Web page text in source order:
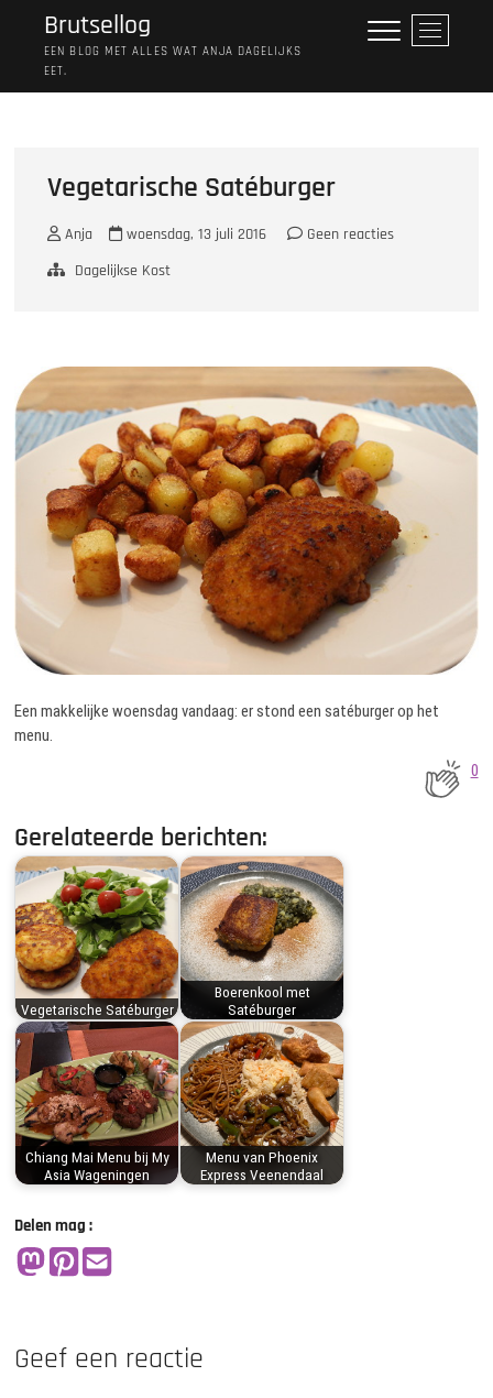
Brutsellog
EEN BLOG MET ALLES WAT ANJA DAGELIJKS
EET.
M
e
Vegetarische Satéburger
Anja woensdag, 13 juli 2016
Geen reacties
Dagelijkse Kost
Een makkelijke woensdag vandaag: er stond een satéburger op het
menu.
0
Gerelateerde berichten:
Vegetarische Satéburger
Boerenkool met
Satéburger
Chiang Mai Menu bij My
Asia Wageningen
Menu van Phoenix
Express Veenendaal
Delen mag :
Geef een reactie